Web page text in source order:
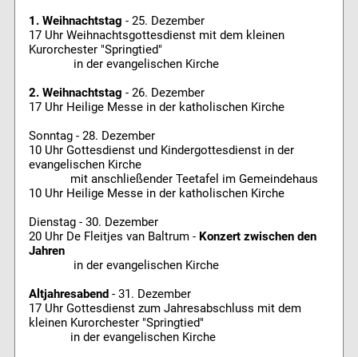
1. Weihnachtstag - 25. Dezember
17 Uhr Weihnachtsgottesdienst mit dem kleinen
Kurorchester "Springtied"
in der evangelischen Kirche
2. Weihnachtstag - 26. Dezember
17 Uhr Heilige Messe in der katholischen Kirche
Sonntag - 28. Dezember
10 Uhr Gottesdienst und Kindergottesdienst in der
evangelischen Kirche
mit anschließender Teetafel im Gemeindehaus
10 Uhr Heilige Messe in der katholischen Kirche
Dienstag - 30. Dezember
20 Uhr De Fleitjes van Baltrum - Konzert zwischen den
Jahren
in der evangelischen Kirche
Altjahresabend- 31. Dezember
17 Uhr Gottesdienst zum Jahresabschluss mit dem
kleinen Kurorchester "Springtied"
in der evangelischen Kirche